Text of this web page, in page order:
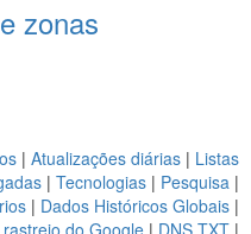
zonas
| Atualizações diárias | Listas
| Tecnologias | Pesquisa |
| Dados Históricos Globais |
do Google | DNS TXT |